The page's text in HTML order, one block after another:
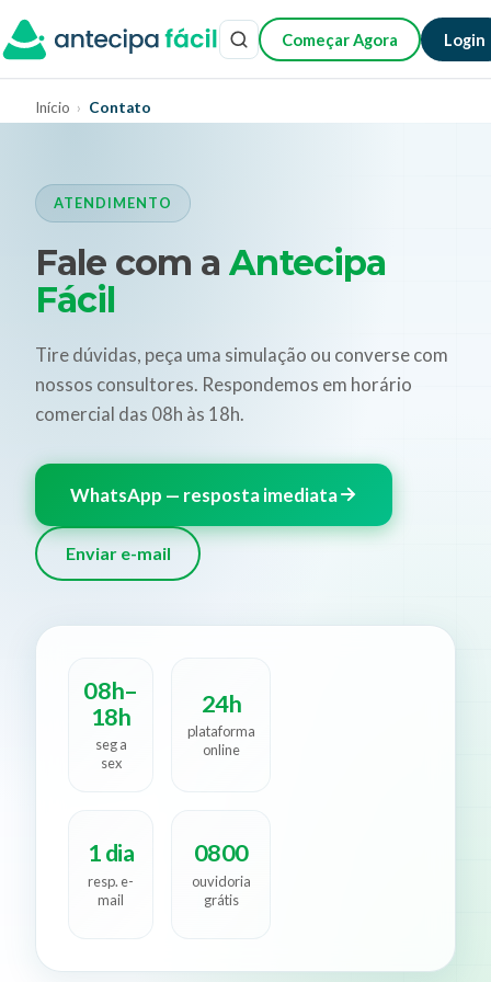
Começar Agora Login
Início › Contato
ATENDIMENTO
Fale com aAntecipa
Fácil
Tire dúvidas, peça uma simulação ou converse com
nossos consultores. Respondemos em horário
comercial das 08h às 18h.
WhatsApp — resposta imediata
Enviar e-mail
08h–
18h
seg a
sex
24h
plataforma
online
1 dia
resp. e-
mail
0800
ouvidoria
grátis